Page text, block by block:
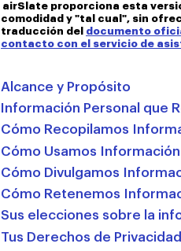
airSlate proporciona esta
comodidad y "tal cual", sin
traducción del documento
contacto con el servicio de
Alcance y Propósito
Información Personal que
Cómo Recopilamos
Cómo Usamos Información
Cómo Divulgamos
Cómo Retenemos
Sus elecciones sobre la
Tus Derechos de Privacidad